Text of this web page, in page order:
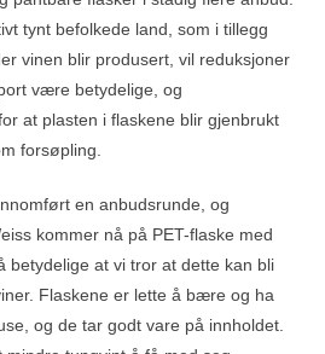
tynt befolkede land, som i tillegg
vinen blir produsert, vil reduksjoner
være betydelige, og
at plasten i flaskene blir gjenbrukt
forsøpling.
en anbudsrunde, og
kommer nå på PET-flaske med
betydelige at vi tror at dette kan bli
Flaskene er lette å bære og ha
og de tar godt vare på innholdet.